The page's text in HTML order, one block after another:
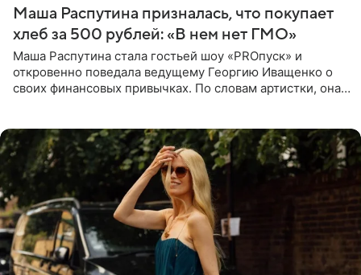
Маша Распутина призналась, что покупает
хлеб за 500 рублей: «В нем нет ГМО»
Маша Распутина стала гостьей шоу «PROпуск» и
откровенно поведала ведущему Георгию Иващенко о
своих финансовых привычках. По словам артистки, она